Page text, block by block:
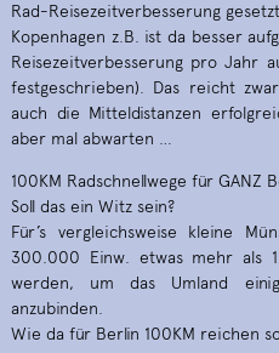
Rad-Reisezeitverbesserung
Kopenhagen z.B. ist da besser
Reisezeitverbesserung pro Jahr
festgeschrieben). Das reicht
auch die Mitteldistanzen
aber mal abwarten …
100KM Radschnellwege für GANZ
Soll das ein Witz sein?
Für’s vergleichsweise kleine
300.000 Einw. etwas mehr als
werden, um das Umland
anzubinden.
Wie da für Berlin 100KM reichen